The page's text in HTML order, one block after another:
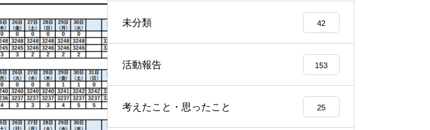
未分類 42
活動報告 153
考えたこと・思ったこと 25